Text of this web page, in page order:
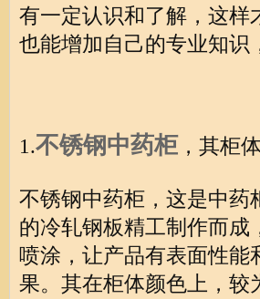
有一定认识和了解，这样
也能增加自己的专业知识
1.不锈钢中药柜 ，其柜
不锈钢中药柜，这是中药
的冷轧钢板精工制作而成
喷涂，让产品有表面性
果。其在柜体颜色上，较